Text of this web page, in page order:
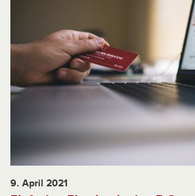
9. April 2021